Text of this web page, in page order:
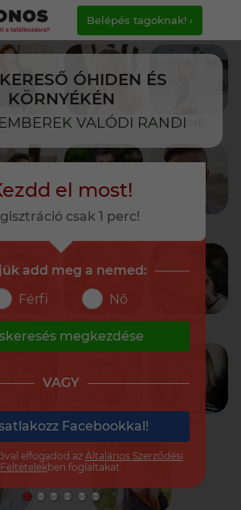
ÓHIDEN ÉS
KÖRNYÉKÉN
VALÓDI RANDI
Belépés tagoknak! ›
ONLINE ONLINE
ONLINE
ONLINE ONLINE
ONLINE
el most!
csak 1 perc!
add meg a nemed:
Férfi
Nő
megkezdése
VAGY
Facebookkal!
elfogadod az Általános Szerződési
Feltételekben foglaltakat.